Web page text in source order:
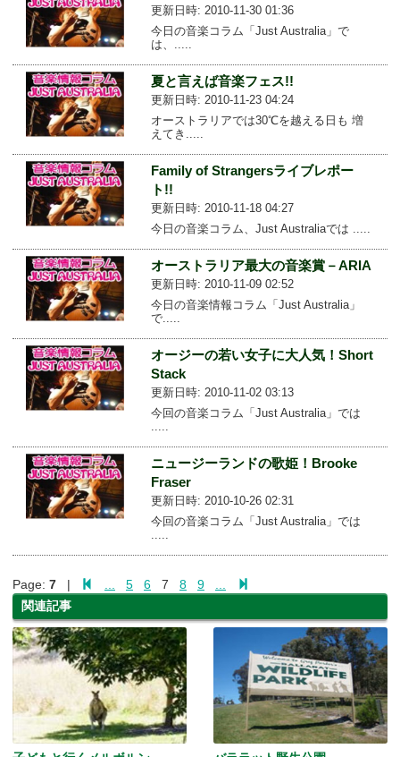
更新日時: 2010-11-30 01:36
今日の音楽コラム「Just Australia」で
は、.....
夏と言えば音楽フェス!!
更新日時: 2010-11-23 04:24
オーストラリアでは30℃を越える日も 増
えてき.....
Family of Strangersライブレポー
ト!!
更新日時: 2010-11-18 04:27
今日の音楽コラム、Just Australiaでは .....
オーストラリア最大の音楽賞－ARIA
更新日時: 2010-11-09 02:52
今日の音楽情報コラム「Just Australia」
で.....
オージーの若い女子に大人気！Short
Stack
更新日時: 2010-11-02 03:13
今回の音楽コラム「Just Australia」では
ニュージーランドの歌姫！Brooke
Fraser
更新日時: 2010-10-26 02:31
今回の音楽コラム「Just Australia」では
Page: 7 | 5 6 7 8 9
関連記事